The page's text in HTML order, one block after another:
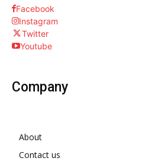
Facebook
Instagram
Twitter
Youtube
Company
About
Contact us